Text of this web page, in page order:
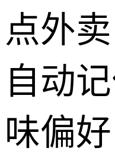
点外
自动
味偏